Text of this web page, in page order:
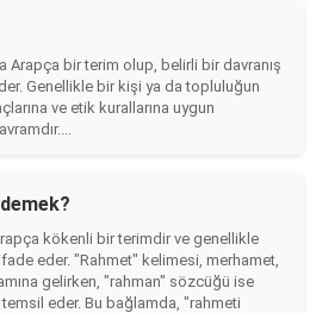
Arapça bir terim olup, belirli bir davranış
Genellikle bir kişi ya da topluluğun
ve etik kurallarına uygun
kökenli bir terimdir ve genellikle
eder. "Rahmet" kelimesi, merhamet,
gelirken, "rahman" sözcüğü ise
temsil eder. Bu bağlamda, "rahmeti